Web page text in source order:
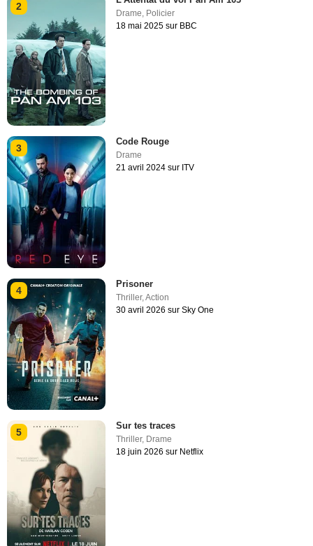
2
Drame, Policier
18 mai 2025 sur BBC
3
Code Rouge
Drame
21 avril 2024 sur ITV
4
Prisoner
Thriller,Action
30 avril 2026 sur Sky One
5
Sur tes traces
Thriller, Drame
18 juin 2026 sur Netflix